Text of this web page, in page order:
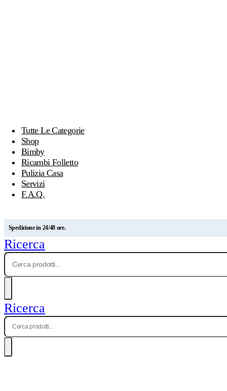
Tutte Le Categorie
Shop
Bimby
Ricambi Folletto
Pulizia Casa
Servizi
F.A.Q.
Spedizione in 24/48 ore.
Ricerca
Ricerca